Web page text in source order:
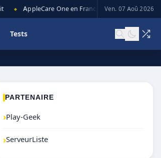
AppleCare One en France : prix, couverture et
Ven. 07 Aoû 2026
Tests
PARTENAIRE
›Play-Geek
›ServeurListe